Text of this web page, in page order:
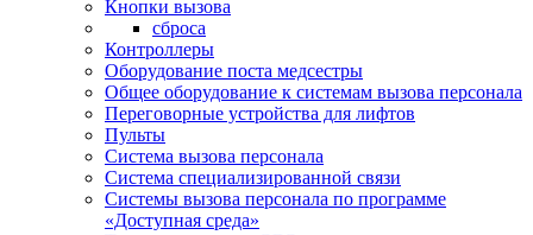
Кнопки вызова
сброса
Контроллеры
Оборудование поста медсестры
Общее оборудование к системам вызова персонала
Переговорные устройства для лифтов
Пульты
Система вызова персонала
Система специализированной связи
Системы вызова персонала по программе
«Доступная среда»